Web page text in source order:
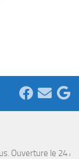
Ouverture le 24